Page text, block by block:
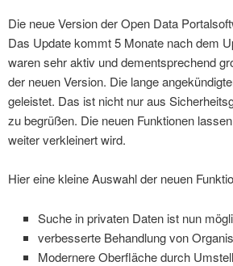
Die neue Version der Open Data
Das Update kommt 5 Monate nach dem
waren sehr aktiv und dementsprechend
der neuen Version. Die lange
geleistet. Das ist nicht nur aus
zu begrüßen. Die neuen Funktionen
weiter verkleinert wird.
Hier eine kleine Auswahl der neuen
Suche in privaten Daten ist nun
verbesserte Behandlung von
Modernere Oberfläche durch